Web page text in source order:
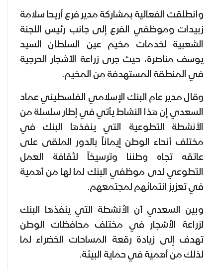
وانطلقت الفعالية بمشاركة مدير فرع أريحا سلامة
زبيدات وموظفي الفرع إلى جانب رئيس اللجنة
الشعبية لخدمات مخيم عين السلطان السيد
يوسف مناصرة، حيث جرى زراعة الأشجار الحرجية
في المنطقة المستهدفة من المخيم.
وقال مدير عام البنك الإسلامي الفلسطيني عماد
السعدي إن هذا النشاط يأتي في إطار سلسلة من
الأنشطة التطوعية التي ينفذها البنك في
مختلف أنحاء الوطن إيماناً بالدور الملقى على
عاتقه تجاه وطننا وترسيخاً لثقافة العمل
التطوعي لدى موظفي البنك لما لها من أهمية
في تعزيز انتمائهم لمجتمعهم.
وبين السعدي أن الأنشطة التي ينفذها البنك
لزراعة الأشجار في مختلف محافظات الوطن
تهدف إلى زيادة رقعة المساحات الخضراء لما
لذلك من أهمية في حماية البيئة.